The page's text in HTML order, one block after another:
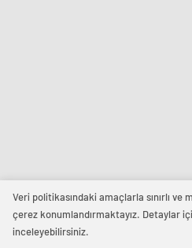
Veri politikasındaki amaçlarla sınırlı ve
çerez konumlandırmaktayız. Detaylar
inceleyebilirsiniz.